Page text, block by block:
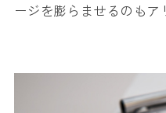
ージを膨らませるのも